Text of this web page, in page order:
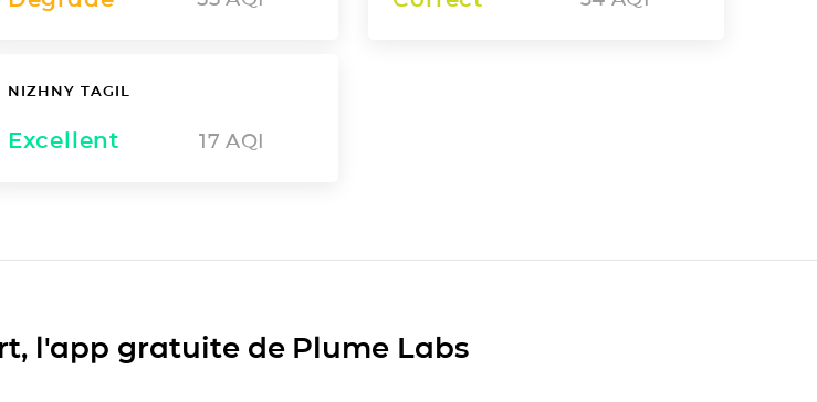
NIZHNY TAGIL
Excellent 17 AQI
l'app gratuite de Plume Labs